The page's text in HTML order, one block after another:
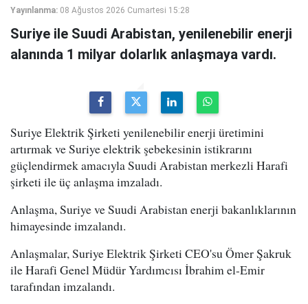
Yayınlanma: 08 Ağustos 2026 Cumartesi 15:28
Suriye ile Suudi Arabistan, yenilenebilir enerji
alanında 1 milyar dolarlık anlaşmaya vardı.
Suriye Elektrik Şirketi yenilenebilir enerji üretimini
artırmak ve Suriye elektrik şebekesinin istikrarını
güçlendirmek amacıyla Suudi Arabistan merkezli Harafi
şirketi ile üç anlaşma imzaladı.
Anlaşma, Suriye ve Suudi Arabistan enerji bakanlıklarının
himayesinde imzalandı.
Anlaşmalar, Suriye Elektrik Şirketi CEO'su Ömer Şakruk
ile Harafi Genel Müdür Yardımcısı İbrahim el-Emir
tarafından imzalandı.